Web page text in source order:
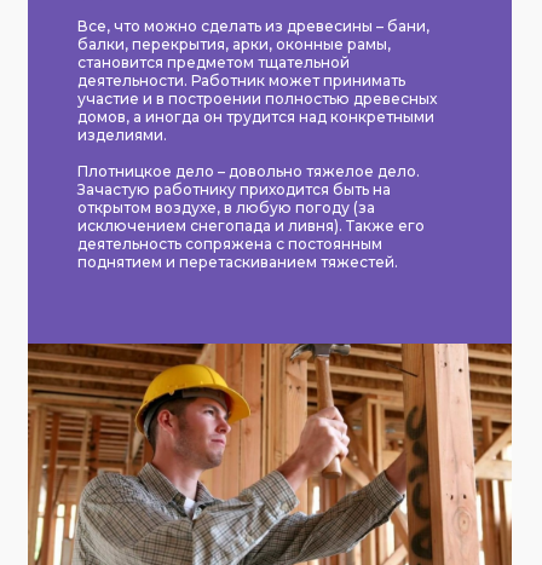
Все, что можно сделать из древесины – бани,
балки, перекрытия, арки, оконные рамы,
становится предметом тщательной
деятельности. Работник может принимать
участие и в построении полностью древесных
домов, а иногда он трудится над конкретными
изделиями.
Плотницкое дело – довольно тяжелое дело.
Зачастую работнику приходится быть на
открытом воздухе, в любую погоду (за
исключением снегопада и ливня). Также его
деятельность сопряжена с постоянным
поднятием и перетаскиванием тяжестей.